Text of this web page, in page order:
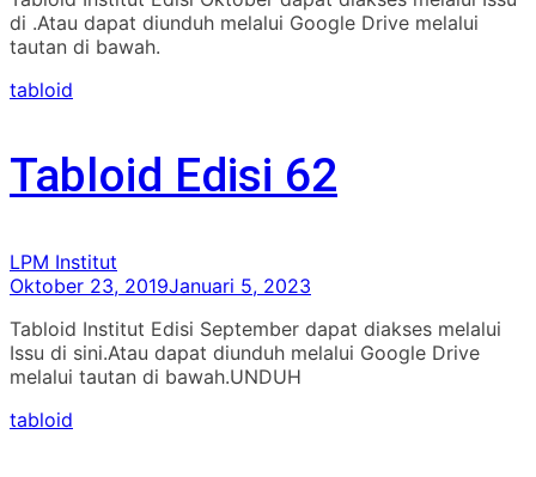
di .Atau dapat diunduh melalui Google Drive melalui
tautan di bawah.
tabloid
Tabloid Edisi 62
LPM Institut
Oktober 23, 2019Januari 5, 2023
Tabloid Institut Edisi September dapat diakses melalui
Issu di sini.Atau dapat diunduh melalui Google Drive
melalui tautan di bawah.UNDUH
tabloid